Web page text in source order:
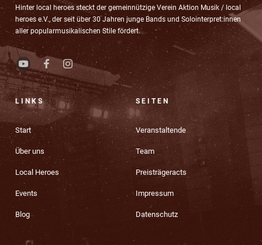
Hinter local heroes steckt der gemeinnützige Verein Aktion Musik / local
heroes e.V., der seit über 30 Jahren junge Bands und Solointerpret:innen
aller popularmusikalischen Stile fördert.
LINKS
Start
Über uns
Local Heroes
Events
Blog
SEITEN
Veranstaltende
Team
Preisträgeracts
Impressum
Datenschutz